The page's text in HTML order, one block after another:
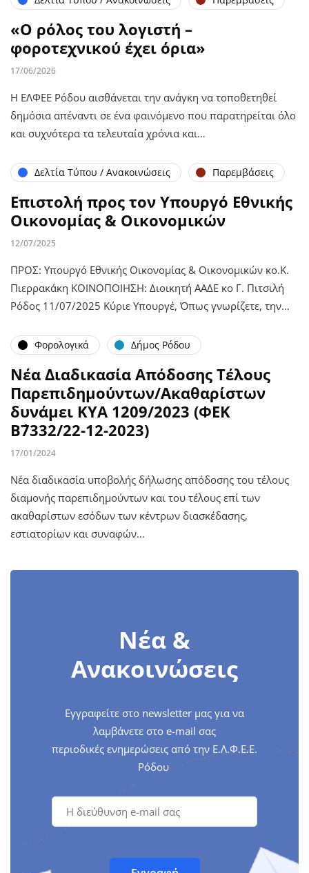
«Ο ρόλος του λογιστή –
φοροτεχνικού έχει όρια»
17/06/2026
Η ΕΛΦΕΕ Ρόδου αισθάνεται την ανάγκη να τοποθετηθεί
δημόσια απέναντι σε ένα φαινόμενο που παρατηρείται όλο
και συχνότερα τα τελευταία χρόνια και…
Δελτία Τύπου / Ανακοινώσεις Παρεμβάσεις
Επιστολή προς τον Υπουργό Εθνικής
Οικονομίας & Οικονομικών
12/07/2025
ΠΡΟΣ: Υπουργό Εθνικής Οικονομίας & Οικονομικών κο.Κ.
Πιερρακάκη ΚΟΙΝΟΠΟΙΗΣΗ: Διοικητή ΑΑΔΕ κο Γ. Πιτσιλή
Ρόδος 11/07/2025 Κύριε Υπουργέ, Όπως γνωρίζετε, την…
Φορολογικά Δήμος Ρόδου
Νέα Διαδικασία Απόδοσης Τέλους
Παρεπιδημούντων/Ακαθαρίστων
δυνάμει ΚΥΑ 1209/2023 (ΦΕΚ
Β΄7332/22-12-2023)
17/01/2024
Νέα διαδικασία υποβολής δήλωσης απόδοσης του τέλους
διαμονής παρεπιδημούντων και του τέλους επί των
ακαθαρίστων εσόδων των κέντρων διασκέδασης,
εστιατορίων και συναφών…
Νέα &
Ανακοινώσεις
Εγγραφείτε στο newsletter μας για να
λαμβάνετε στο e-mail σας
περιοδικές ενημερώσεις από την Ε.Λ.Φ.Ε.Ε.
Ρόδου